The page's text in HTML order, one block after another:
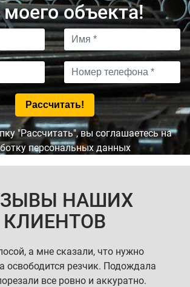
объекта!
"Рассчитать", вы соглашаетесь на
персональных данных
НАШИХ
КЛИЕНТОВ
а мне сказали, что нужно
освободится резчик. Подождала
все ровно и аккуратно.